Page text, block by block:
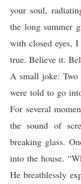
your soul,
the long summer
with closed eyes,
true. Believe it.
A small joke: Two
were told to go
For several
the sound of
breaking glass.
into the house.
He breathlessly